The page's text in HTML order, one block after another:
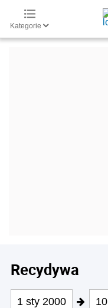
Kategorie
Recydywa
1 sty 2000